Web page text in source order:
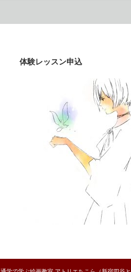
体験レッスン申込